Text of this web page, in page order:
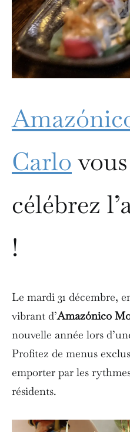
Carlo
célébrez
!
Le mardi 31 décembre,
vibrant d’Amazónico
nouvelle année lors
Profitez de menus
emporter par les
résidents.